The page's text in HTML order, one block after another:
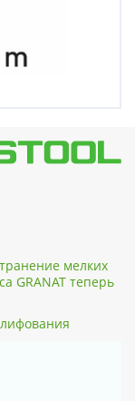
мелких
GRANAT теперь